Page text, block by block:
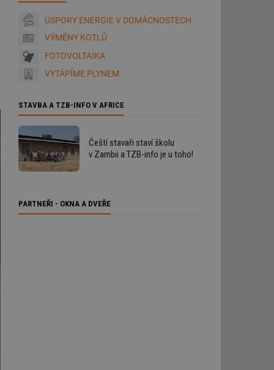
ÚSPORY ENERGIE V DOMÁCNOSTECH
VÝMĚNY KOTLŮ
FOTOVOLTAIKA
VYTÁPÍME PLYNEM
STAVBA A TZB-INFO V AFRICE
Čeští stavaři staví školu
v Zambii a TZB-info je u toho!
PARTNEŘI - OKNA A DVEŘE